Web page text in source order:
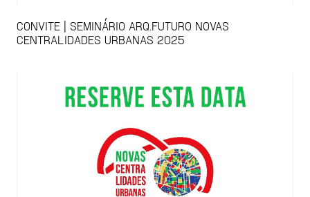
CONVITE | SEMINÁRIO ARQ.FUTURO NOVAS
CENTRALIDADES URBANAS 2025